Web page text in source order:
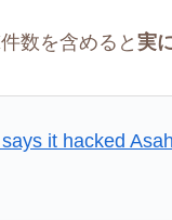
数を含めると 実
it hacked